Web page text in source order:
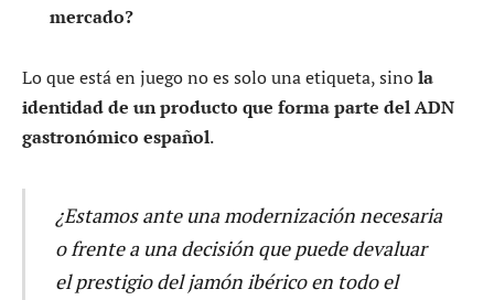
mercado?
Lo que está en juego no es solo una etiqueta, sinola
identidad de un producto que forma parte del ADN
gastronómico español.
¿Estamos ante una modernización necesaria
o frente a una decisión que puede devaluar
el prestigio del jamón ibérico en todo el